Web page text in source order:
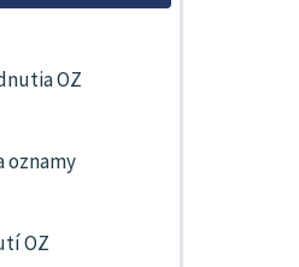
OZ
oznamy
OZ